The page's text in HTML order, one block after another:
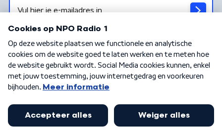
Algemene voorwaarden